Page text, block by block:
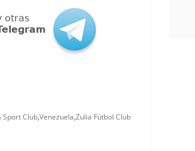
Sport Club,Venezuela,Zulia Fútbol Club